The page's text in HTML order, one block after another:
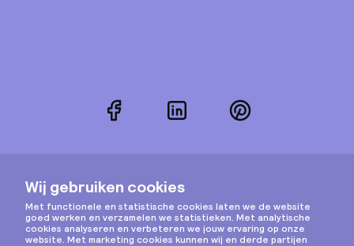
FacebookLinkedInPinterest
Instagram